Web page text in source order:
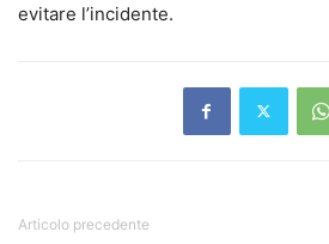
evitare l’incidente.
Articolo precedente